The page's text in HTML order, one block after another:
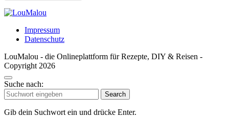
Impressum
Datenschutz
LouMalou - die Onlineplattform für Rezepte, DIY & Reisen -
Copyright 2026
Suche nach:
Search
Gib dein Suchwort ein und drücke Enter.